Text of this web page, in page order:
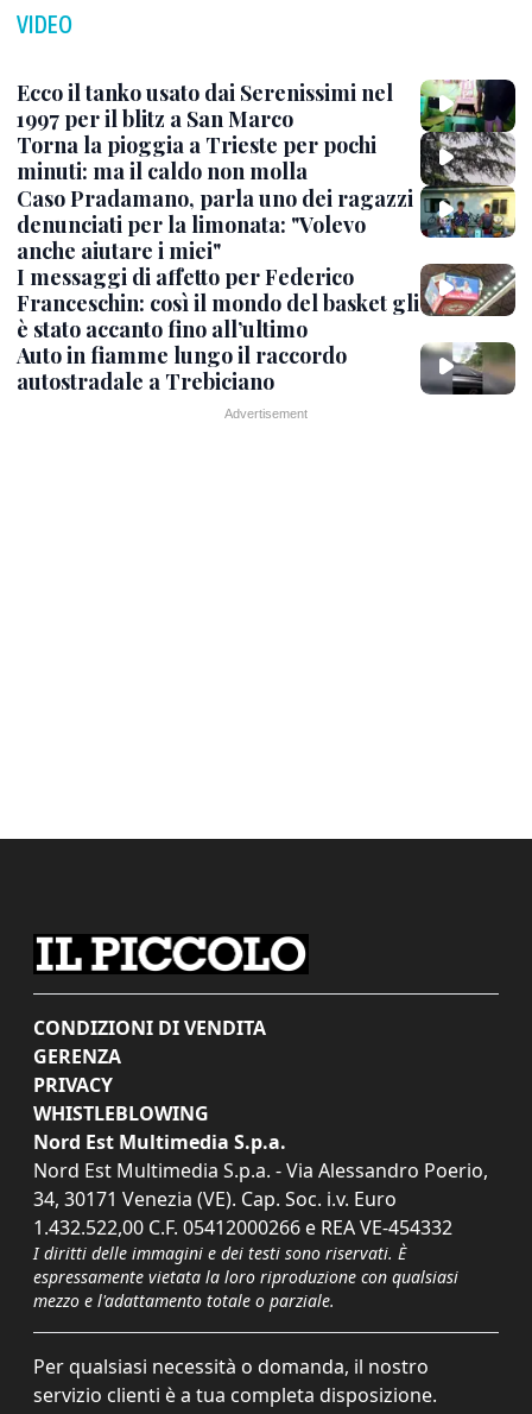
VIDEO
Ecco il tanko usato dai Serenissimi nel
1997 per il blitz a San Marco
Torna la pioggia a Trieste per pochi
minuti: ma il caldo non molla
Caso Pradamano, parla uno dei ragazzi
denunciati per la limonata: "Volevo
anche aiutare i miei"
I messaggi di affetto per Federico
Franceschin: così il mondo del basket gli
è stato accanto fino all’ultimo
Auto in fiamme lungo il raccordo
autostradale a Trebiciano
CONDIZIONI DI VENDITA
GERENZA
PRIVACY
WHISTLEBLOWING
Nord Est Multimedia S.p.a.
Nord Est Multimedia S.p.a. - Via Alessandro Poerio,
34, 30171 Venezia (VE). Cap. Soc. i.v. Euro
1.432.522,00 C.F. 05412000266 e REA VE-454332
I diritti delle immagini e dei testi sono riservati. È
espressamente vietata la loro riproduzione con qualsiasi
mezzo e l'adattamento totale o parziale.
Per qualsiasi necessità o domanda, il nostro
servizio clienti è a tua completa disposizione.